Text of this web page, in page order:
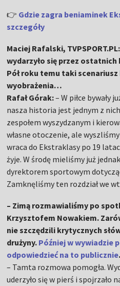
👉 Gdzie zagra beniaminek
szczegóły
Maciej Rafalski,
wydarzyło się przez ostatnich
Pół roku temu taki scenariusz
wyobrażenia…
Rafał Górak:– W piłce bywały
nasza historia jest jednym z
zespołem wyszydzanym i
własne otoczenie, ale
wraca do Ekstraklasy po 19
żyje. W środę mieliśmy już
dyrektorem sportowym
Zamknęliśmy ten rozdział we
– Zimą rozmawialiśmy po
Krzysztofem Nowakiem.
nie szczędzili krytycznych
drużyny. Później w wywiadzie
odpowiedzieć na to publicznie
– Tamta rozmowa pomogła.
uderzyło się w pierś i spojrzało